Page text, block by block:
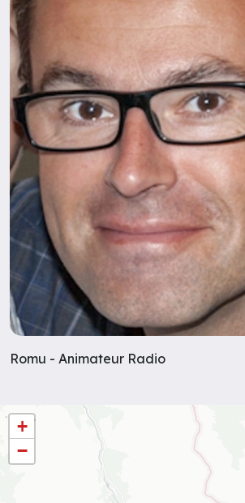
Romu - Animateur Radio
+
−